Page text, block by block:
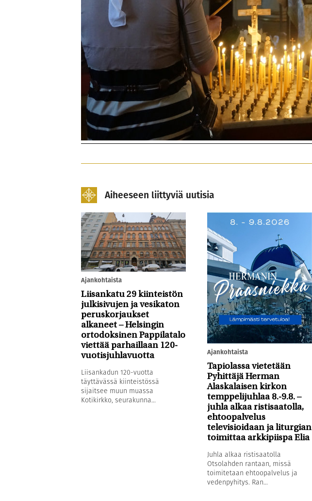
Aiheeseen liittyviä uutisia
Ajankohtaista
Liisankatu 29 kiinteistön
julkisivujen ja vesikaton
peruskorjaukset
alkaneet – Helsingin
ortodoksinen Pappilatalo
viettää parhaillaan 120-
vuotisjuhlavuotta
Liisankadun 120-vuotta
täyttävässä kiinteistössä
sijaitsee muun muassa
Kotikirkko, seurakunna...
Ajankohtaista
Tapiolassa vietetään
Pyhittäjä Herman
Alaskalaisen kirkon
temppelijuhlaa 8.-9.8. –
juhla alkaa ristisaatolla,
ehtoopalvelus
televisioidaan ja liturgian
toimittaa arkkipiispa Elia
Juhla alkaa ristisaatolla
Otsolahden rantaan, missä
toimitetaan ehtoopalvelus ja
vedenpyhitys. Ran...